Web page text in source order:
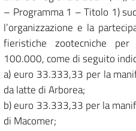
– Programma 1 – Titolo 1)
l’organizzazione e la
fieristiche zootecniche
100.000, come di seguito
a) euro 33.333,33 per la
da latte di Arborea;
b) euro 33.333,33 per la
di Macomer;